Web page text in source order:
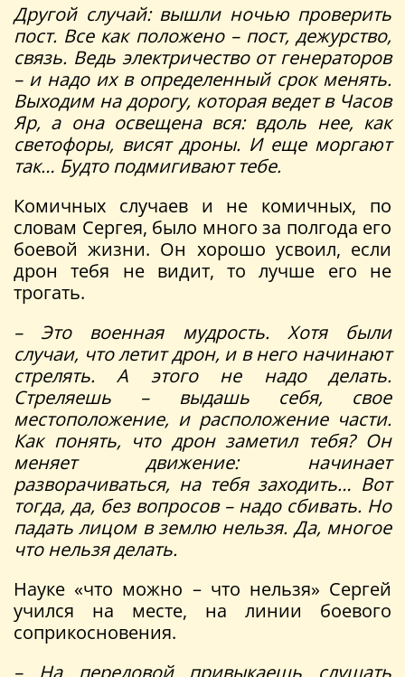
Другой случай: вышли ночью проверить
пост. Все как положено – пост, дежурство,
связь. Ведь электричество от генераторов
– и надо их в определенный срок менять.
Выходим на дорогу, которая ведет в Часов
Яр, а она освещена вся: вдоль нее, как
светофоры, висят дроны. И еще моргают
так… Будто подмигивают тебе.
Комичных случаев и не комичных, по
словам Сергея, было много за полгода его
боевой жизни. Он хорошо усвоил, если
дрон тебя не видит, то лучше его не
трогать.
– Это военная мудрость. Хотя были
случаи, что летит дрон, и в него начинают
стрелять. А этого не надо делать.
Стреляешь – выдашь себя, свое
местоположение, и расположение части.
Как понять, что дрон заметил тебя? Он
меняет движение: начинает
разворачиваться, на тебя заходить… Вот
тогда, да, без вопросов – надо сбивать. Но
падать лицом в землю нельзя. Да, многое
что нельзя делать.
Науке «что можно – что нельзя» Сергей
учился на месте, на линии боевого
соприкосновения.
– На передовой привыкаешь слушать